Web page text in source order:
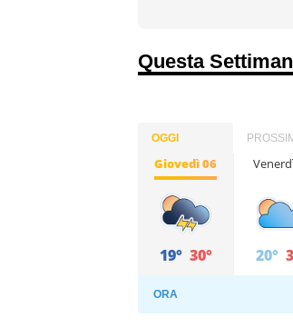
Questa
OGGI
Giovedì 06
19° 30° 20°
ORA